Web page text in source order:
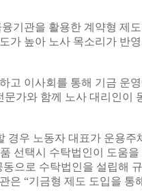
기관을 활용한 계약형 제
가 높아 노사 목소리가 반
고 이사회를 통해 기금 운
가와 함께 노사 대리인이
경우 노동자 대표가 운용주
선택시 수탁법인이 도움을
으로 수탁법인을 설립해
은 “기금형 제도 도입을 통